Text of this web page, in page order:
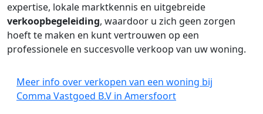
expertise, lokale marktkennis en uitgebreide
verkoopbegeleiding, waardoor u zich geen zorgen
hoeft te maken en kunt vertrouwen op een
professionele en succesvolle verkoop van uw woning.
Meer info over verkopen van een woning bij
Comma Vastgoed B.V in Amersfoort